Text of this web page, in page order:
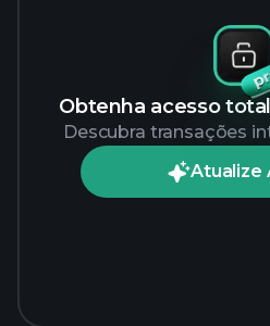
Obtenha acesso
Descubra transações
Atualize